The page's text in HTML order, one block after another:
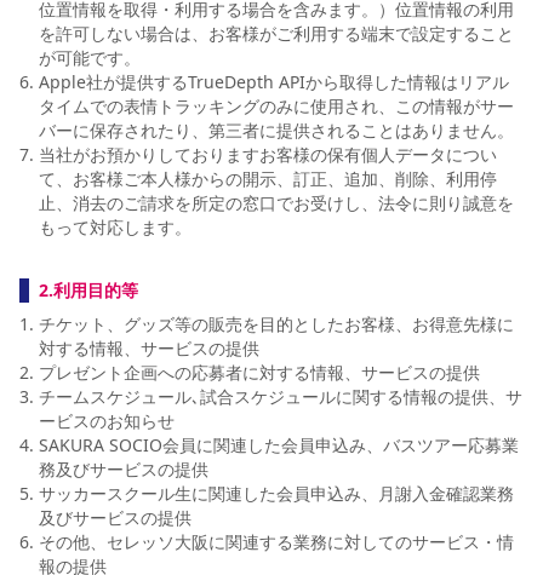
位置情報を取得・利用する場合を含みます。）位置情報の利用
を許可しない場合は、お客様がご利用する端末で設定すること
が可能です。
Apple社が提供するTrueDepth APIから取得した情報はリアル
タイムでの表情トラッキングのみに使用され、この情報がサー
バーに保存されたり、第三者に提供されることはありません。
当社がお預かりしておりますお客様の保有個人データについ
て、お客様ご本人様からの開示、訂正、追加、削除、利用停
止、消去のご請求を所定の窓口でお受けし、法令に則り誠意を
もって対応します。
2.利用目的等
チケット、グッズ等の販売を目的としたお客様、お得意先様に
対する情報、サービスの提供
プレゼント企画への応募者に対する情報、サービスの提供
チームスケジュール､試合スケジュールに関する情報の提供、サ
ービスのお知らせ
SAKURA SOCIO会員に関連した会員申込み、バスツアー応募業
務及びサービスの提供
サッカースクール生に関連した会員申込み、月謝入金確認業務
及びサービスの提供
その他、セレッソ大阪に関連する業務に対してのサービス・情
報の提供